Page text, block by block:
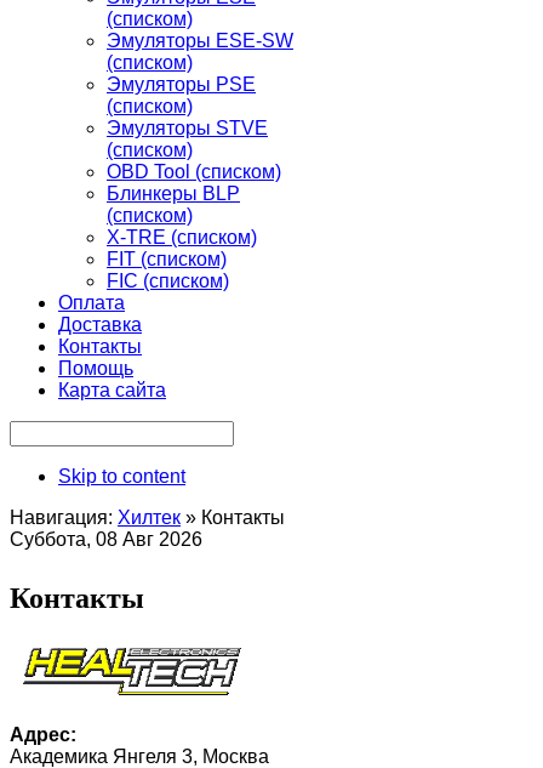
(списком)
Эмуляторы ESE-SW
(списком)
Эмуляторы PSE
(списком)
Эмуляторы STVE
(списком)
OBD Tool (списком)
Блинкеры BLP
(списком)
X-TRE (списком)
FIT (списком)
FIC (списком)
Оплата
Доставка
Контакты
Помощь
Карта сайта
Skip to content
Навигация: Хилтек » Контакты
Суббота, 08 Авг 2026
Контакты
Адрес:
Академика Янгеля 3, Москва